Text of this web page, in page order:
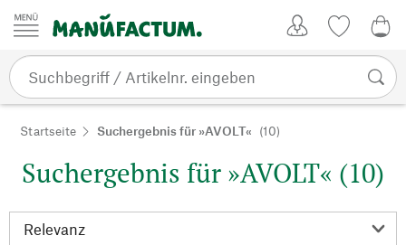
Zum Inhalt springen
Startseite Suchergebnis für »AVOLT« (10)
Suchergebnis für »AVOLT« (10)